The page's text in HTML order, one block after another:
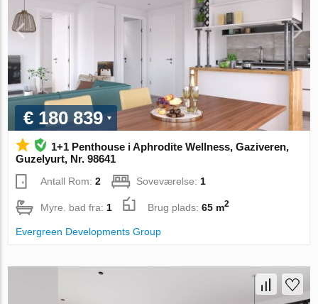
€ 180 839
1+1 Penthouse i Aphrodite Wellness, Gaziveren,
Guzelyurt, Nr. 98641
Antall Rom:2 Soveværelse: 1
Myre. bad fra: 1 Brug plads:65 m2
Evergreen Developments Group